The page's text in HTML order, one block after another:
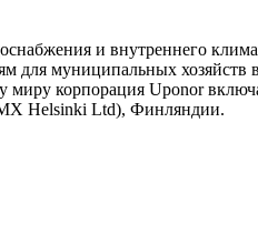
и внутреннего
для муниципальных
корпорация Uponor
Helsinki Ltd), Финляндии.